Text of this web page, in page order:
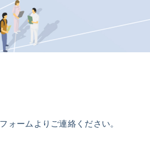
ォームよりご連絡ください。